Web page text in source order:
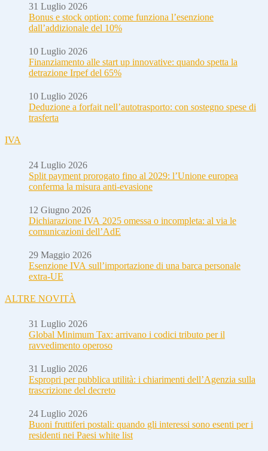
31 Luglio 2026
Bonus e stock option: come funziona l’esenzione
dall’addizionale del 10%
10 Luglio 2026
Finanziamento alle start up innovative: quando spetta la
detrazione Irpef del 65%
10 Luglio 2026
Deduzione a forfait nell’autotrasporto: con sostegno spese di
trasferta
IVA
24 Luglio 2026
Split payment prorogato fino al 2029: l’Unione europea
conferma la misura anti-evasione
12 Giugno 2026
Dichiarazione IVA 2025 omessa o incompleta: al via le
comunicazioni dell’AdE
29 Maggio 2026
Esenzione IVA sull’importazione di una barca personale
extra-UE
ALTRE NOVITÀ
31 Luglio 2026
Global Minimum Tax: arrivano i codici tributo per il
ravvedimento operoso
31 Luglio 2026
Espropri per pubblica utilità: i chiarimenti dell’Agenzia sulla
trascrizione del decreto
24 Luglio 2026
Buoni fruttiferi postali: quando gli interessi sono esenti per i
residenti nei Paesi white list